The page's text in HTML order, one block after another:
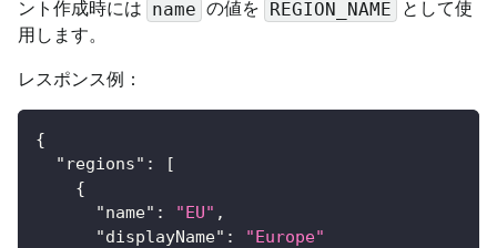
ント作成時には name の値を REGION_NAME
として使
用します。
レスポンス例：
{
"regions" :
[
{
"name" : "EU" ,
"displayName" : "Europe"